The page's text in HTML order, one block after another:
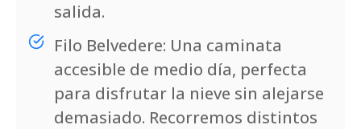
salida.
Filo Belvedere: Una caminata
accesible de medio día, perfecta
para disfrutar la nieve sin alejarse
demasiado. Recorremos distintos